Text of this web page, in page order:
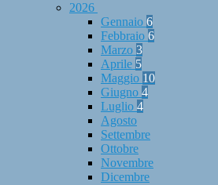
2026
Gennaio 6
Febbraio 6
Marzo 3
Aprile 5
Maggio 10
Giugno 4
Luglio 4
Agosto
Settembre
Ottobre
Novembre
Dicembre